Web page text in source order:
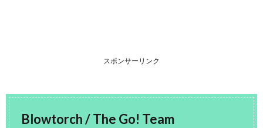
スポンサーリンク
Blowtorch / The Go! Team